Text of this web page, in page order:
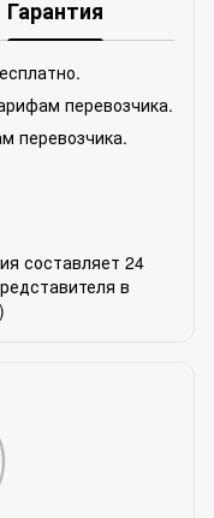
Гарантия
перевозчика.
перевозчика.
составляет 24
в